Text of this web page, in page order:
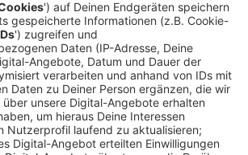
In Millingen soll etwa ein neuer
Nordseite der Gleise angelegt
neue Zuwege, Sitzmöbel und
Auch der
soll verschönert werden. Wie
wird, ist noch unklar.